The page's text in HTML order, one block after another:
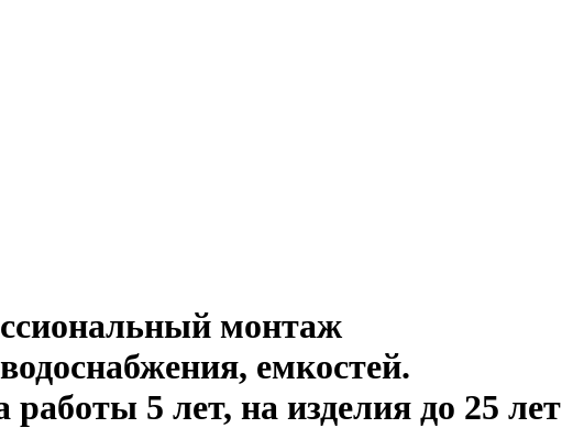
монтаж
емкостей.
5 лет, на изделия до 25 лет